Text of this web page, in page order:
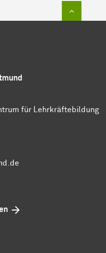
für Lehrkräftebildung